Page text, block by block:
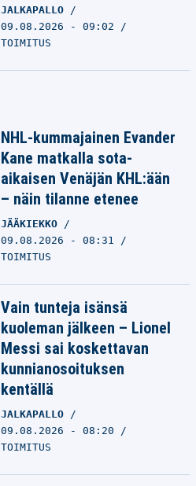
JALKAPALLO
09.08.2026 - 09:02
TOIMITUS
NHL-kummajainen Evander
Kane matkalla sota-
aikaisen Venäjän KHL:ään
– näin tilanne etenee
JÄÄKIEKKO
09.08.2026 - 08:31
TOIMITUS
Vain tunteja isänsä
kuoleman jälkeen – Lionel
Messi sai koskettavan
kunnianosoituksen
kentällä
JALKAPALLO
09.08.2026 - 08:20
TOIMITUS